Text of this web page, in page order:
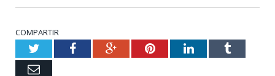
COMPARTIR
TwitterFacebookGoogle+PinterestLinkedInTumblr
Email